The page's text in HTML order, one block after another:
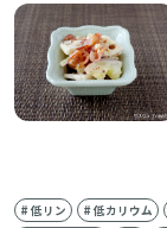
#低リン #低カリウム